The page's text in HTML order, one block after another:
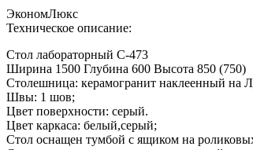
ЭкономЛюкс
Техническое описание:
Стол лабораторный С-473
Ширина 1500 Глубина 600 Высота 850 (750)
Столешница: керамогранит наклеенный на
Швы: 1 шов;
Цвет поверхности: серый.
Цвет каркаса: белый,серый;
Стол оснащен тумбой с ящиком на